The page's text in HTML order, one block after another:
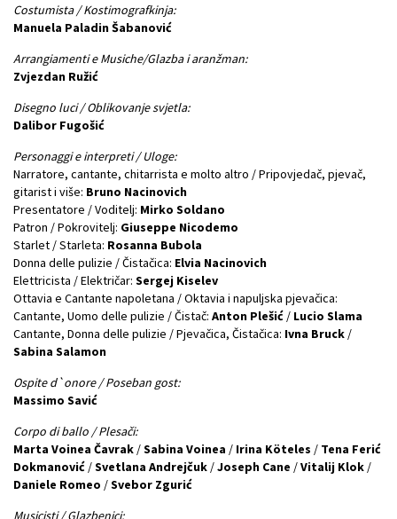
Costumista / Kostimografkinja:
Manuela Paladin Šabanović
Arrangiamenti e Musiche/Glazba i aranžman:
Zvjezdan Ružić
Disegno luci / Oblikovanje svjetla:
Dalibor Fugošić
Personaggi e interpreti / Uloge:
Narratore, cantante, chitarrista e molto altro / Pripovjedač, pjevač,
gitarist i više: Bruno Nacinovich
Presentatore / Voditelj: Mirko Soldano
Patron / Pokrovitelj: Giuseppe Nicodemo
Starlet / Starleta: Rosanna Bubola
Donna delle pulizie / Čistačica: Elvia Nacinovich
Elettricista / Električar: Sergej Kiselev
Ottavia e Cantante napoletana / Oktavia i napuljska pjevačica:
Cantante, Uomo delle pulizie / Čistač: Anton Plešić / Lucio Slama
Cantante, Donna delle pulizie / Pjevačica, Čistačica: Ivna Bruck /
Sabina Salamon
Ospite d`onore / Poseban gost:
Massimo Savić
Corpo di ballo / Plesači:
Marta Voinea Čavrak /Sabina Voinea / Irina Köteles / Tena Ferić
Dokmanović /Svetlana Andrejčuk /Joseph Cane /Vitalij Klok /
Daniele Romeo /Svebor Zgurić
Musicisti / Glazbenici: